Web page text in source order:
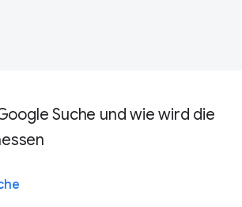
Suche und wie wird die